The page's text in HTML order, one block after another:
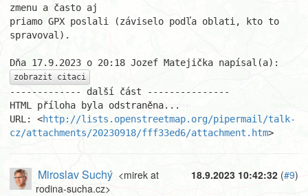
zmenu a často aj
priamo GPX poslali (záviselo podľa oblati, kto to
spravoval).
zobrazit citaci
------------- další část ---------------
HTML příloha byla odstraněna...
URL: <http://lists.openstreetmap.org/pipermail/talk-
cz/attachments/20230918/fff33ed6/attachment.htm>
18.9.2023 10:42:32 (#9)
Miroslav Suchý <mirek at
rodina-sucha.cz>